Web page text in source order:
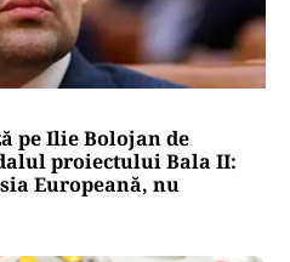
pe Ilie Bolojan de
proiectului Bala II:
Europeană, nu